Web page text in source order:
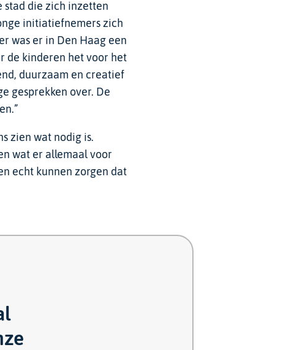
stad die zich inzetten
initiatiefnemers zich
was er in Den Haag een
de kinderen het voor het
duurzaam en creatief
gesprekken over. De
zien wat nodig is.
wat er allemaal voor
echt kunnen zorgen dat